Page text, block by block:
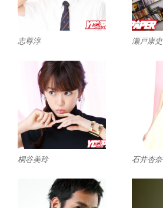
志尊淳 瀬戸康史
桐谷美玲 石井杏奈